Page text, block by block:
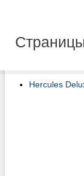
Hercules